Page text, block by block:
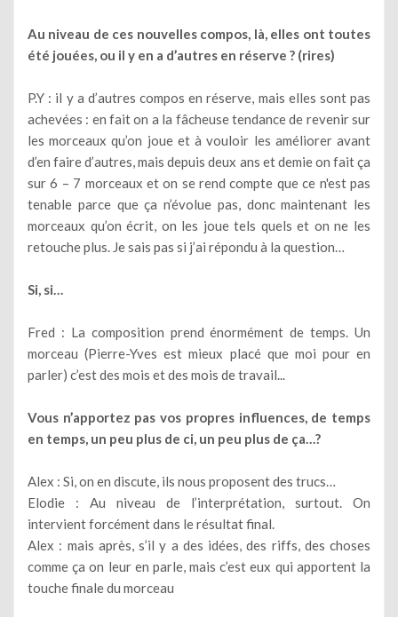
Au niveau de ces nouvelles compos, là, elles ont toutes
été jouées, ou il y en a d’autres en réserve ? (rires)
P.Y : il y a d’autres compos en réserve, mais elles sont pas
achevées : en fait on a la fâcheuse tendance de revenir sur
les morceaux qu’on joue et à vouloir les améliorer avant
d’en faire d’autres, mais depuis deux ans et demie on fait ça
sur 6 – 7 morceaux et on se rend compte que ce n'est pas
tenable parce que ça n’évolue pas, donc maintenant les
morceaux qu’on écrit, on les joue tels quels et on ne les
retouche plus. Je sais pas si j’ai répondu à la question…
Si, si…
Fred : La composition prend énormément de temps. Un
morceau (Pierre-Yves est mieux placé que moi pour en
parler) c’est des mois et des mois de travail...
Vous n’apportez pas vos propres influences, de temps
en temps, un peu plus de ci, un peu plus de ça…?
Alex : Si, on en discute, ils nous proposent des trucs…
Elodie : Au niveau de l’interprétation, surtout. On
intervient forcément dans le résultat final.
Alex : mais après, s’il y a des idées, des riffs, des choses
comme ça on leur en parle, mais c’est eux qui apportent la
touche finale du morceau